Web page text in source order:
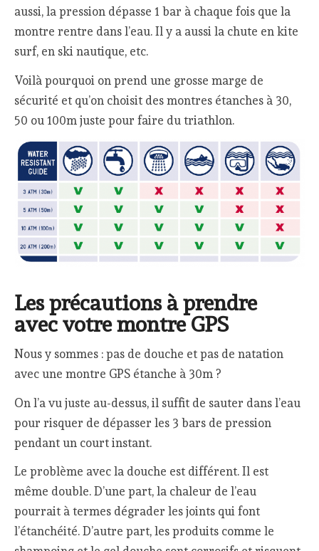
aussi, la pression dépasse 1 bar à chaque fois que la
montre rentre dans l’eau. Il y a aussi la chute en kite
surf, en ski nautique, etc.
Voilà pourquoi on prend une grosse marge de
sécurité et qu’on choisit des montres étanches à 30,
50 ou 100m juste pour faire du triathlon.
Les précautions à prendre
avec votre montre GPS
Nous y sommes : pas de douche et pas de natation
avec une montre GPS étanche à 30m ?
On l’a vu juste au-dessus, il suffit de sauter dans l’eau
pour risquer de dépasser les 3 bars de pression
pendant un court instant.
Le problème avec la douche est différent. Il est
même double. D’une part, la chaleur de l’eau
pourrait à termes dégrader les joints qui font
l’étanchéité. D’autre part, les produits comme le